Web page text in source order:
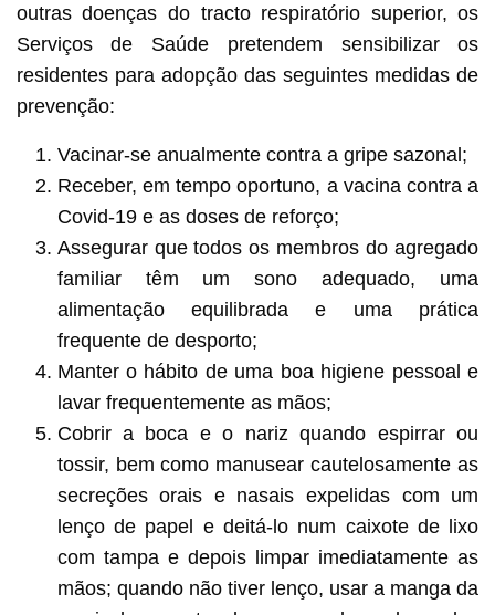
outras doenças do tracto respiratório superior, os
Serviços de Saúde pretendem sensibilizar os
residentes para adopção das seguintes medidas de
prevenção:
Vacinar-se anualmente contra a gripe sazonal;
Receber, em tempo oportuno, a vacina contra a
Covid-19 e as doses de reforço;
Assegurar que todos os membros do agregado
familiar têm um sono adequado, uma
alimentação equilibrada e uma prática
frequente de desporto;
Manter o hábito de uma boa higiene pessoal e
lavar frequentemente as mãos;
Cobrir a boca e o nariz quando espirrar ou
tossir, bem como manusear cautelosamente as
secreções orais e nasais expelidas com um
lenço de papel e deitá-lo num caixote de lixo
com tampa e depois limpar imediatamente as
mãos; quando não tiver lenço, usar a manga da